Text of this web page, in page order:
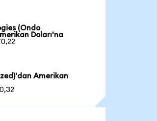
(Ondo
Doları'na
Amerikan